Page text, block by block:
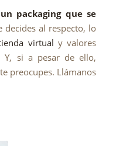
packaging que se
decides al respecto, lo
virtual y valores
Y, si a pesar de ello,
preocupes. Llámanos